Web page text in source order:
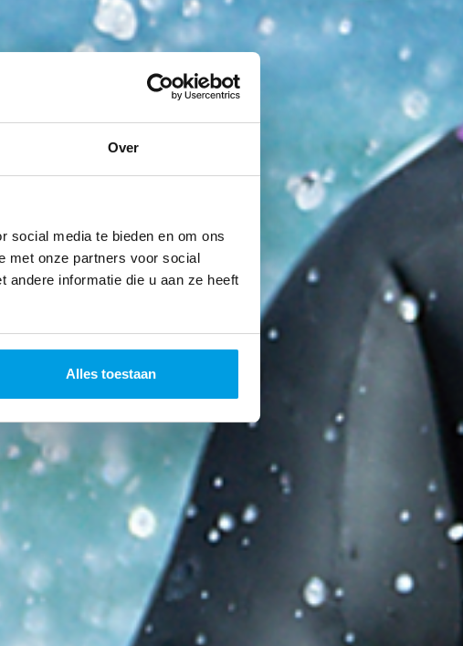
Over
social media te bieden en om ons
met onze partners voor social
andere informatie die u aan ze heeft
Alles toestaan